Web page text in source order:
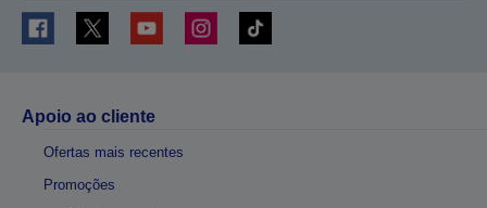
Apoio ao cliente
Ofertas mais recentes
Promoções